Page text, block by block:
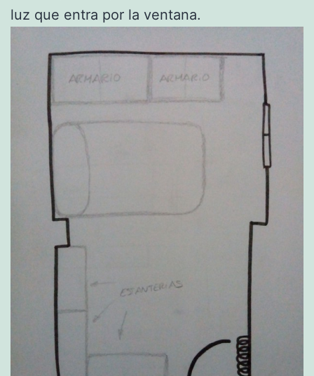
luz que entra por la ventana.